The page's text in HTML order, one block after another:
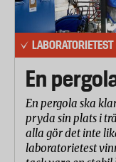
LABORATORIETEST
En
En pergola ska
pryda sin plats i
alla gör det inte
laboratorietest